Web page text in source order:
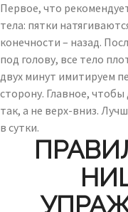
Первое, что
тела: пятки
конечности – назад.
под голову, все тело
двух минут имитируем
сторону. Главное,
так, а не верх-вниз.
в сутки.